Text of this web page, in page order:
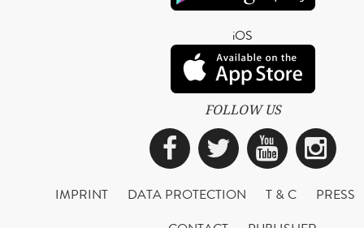
iOS
FOLLOW US
Facebook
Twitter
IMPRINT DATA PROTECTION T & C
PRESS